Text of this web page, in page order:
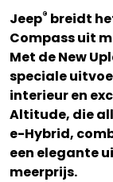
Jeep® breidt
Compass uit
Met de New
speciale
interieur en
Altitude, die
e-Hybrid,
een elegante
meerprijs.